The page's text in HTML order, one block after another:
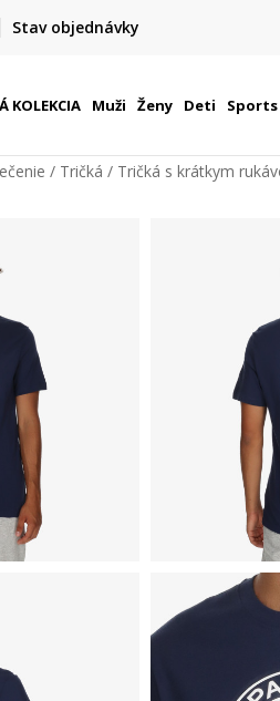
Stav objednávky
ZADARMO
€(neplatí pre Click&Collect)
KOLEKCIA Muži Ženy Deti Sports
Tričká Tričká s krátkym